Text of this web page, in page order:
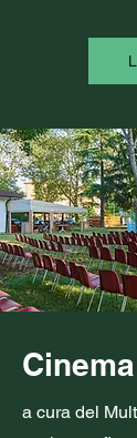
Cinema
a cura del